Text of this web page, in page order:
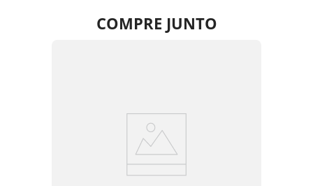
COMPRE JUNTO